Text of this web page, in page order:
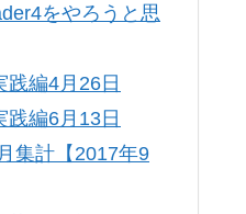
をやろうと思
践編4月26日
践編6月13日
集計【2017年9